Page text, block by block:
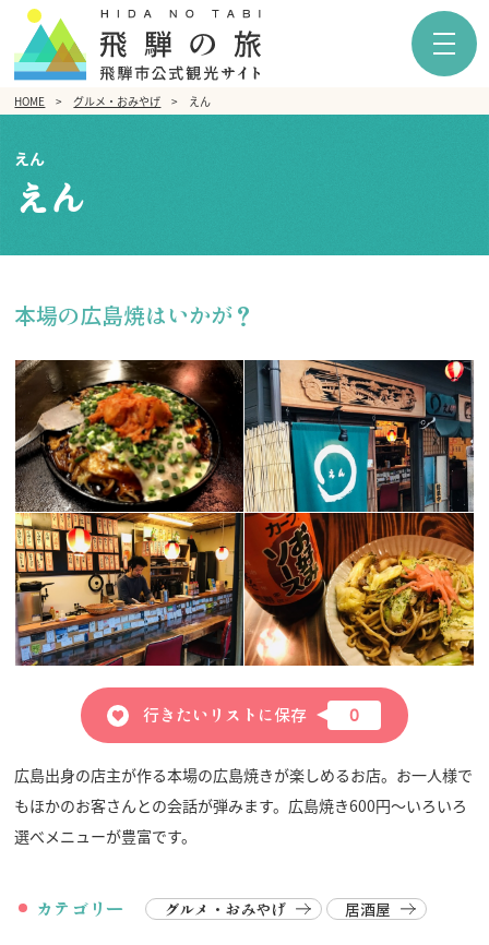
HOME グルメ・おみやげ えん
えん
えん
本場の広島焼はいかが？
広島出身の店主が作る本場の広島焼きが楽しめるお店。お一人様で
もほかのお客さんとの会話が弾みます。広島焼き600円～いろいろ
選べメニューが豊富です。
行きたいリストに保存 0
カテゴリー グルメ・おみやげ 居酒屋